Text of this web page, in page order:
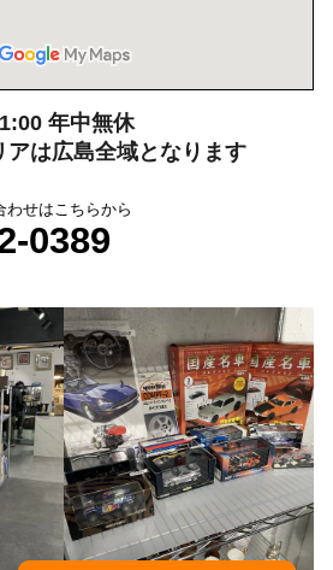
せはこちらから
0389
会社情報を見る